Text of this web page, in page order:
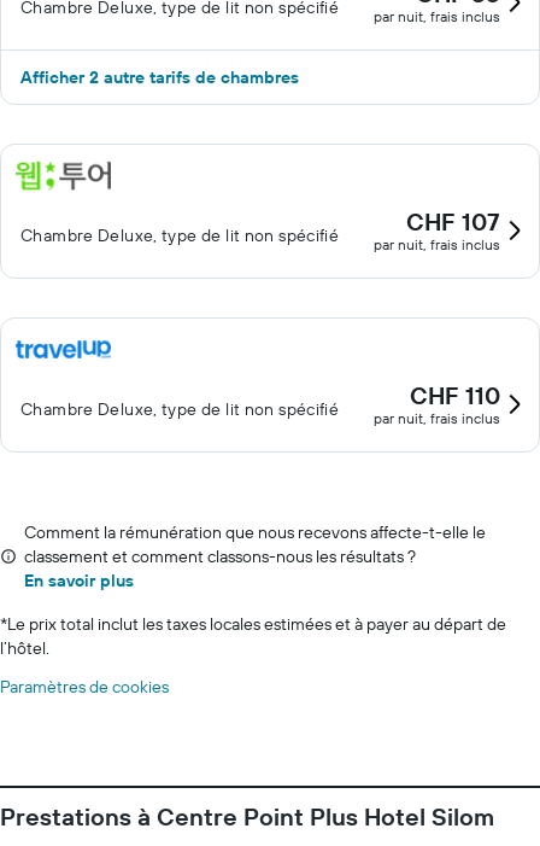
Chambre Deluxe, type de lit non spécifié par nuit, frais inclus
Afficher 2 autre tarifs de chambres
Chambre Deluxe, type de lit non spécifié CHF 107
par nuit, frais inclus
Chambre Deluxe, type de lit non spécifié CHF 110
par nuit, frais inclus
Comment la rémunération que nous recevons affecte-t-elle le
classement et comment classons-nous les résultats ?
En savoir plus
*Le prix total inclut les taxes locales estimées et à payer au départ de
l’hôtel.
Paramètres de cookies
Prestations à Centre Point Plus Hotel Silom